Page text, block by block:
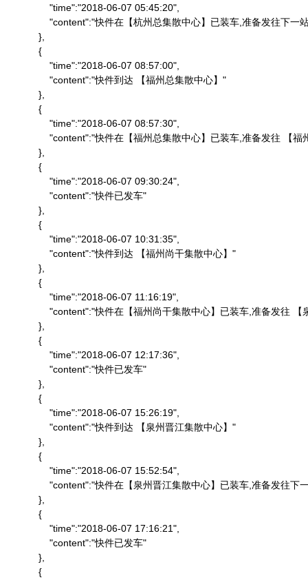
                "time":"2018-06-07 05:45:20",
"content":"快件在【杭州总集散中心】已装车,准备发往下一
            },
            {
                "time":"2018-06-07 08:57:00",
                "content":"快件到达 【福州总集散中心】"
            },
            {
                "time":"2018-06-07 08:57:30",
"content":"快件在【福州总集散中心】已装车,准备发往 【
            },
            {
                "time":"2018-06-07 09:30:24",
                "content":"快件已发车"
            },
            {
                "time":"2018-06-07 10:31:35",
                "content":"快件到达 【福州尚干集散中心】"
            },
            {
                "time":"2018-06-07 11:16:19",
"content":"快件在【福州尚干集散中心】已装车,准备发往
            },
            {
                "time":"2018-06-07 12:17:36",
                "content":"快件已发车"
            },
            {
                "time":"2018-06-07 15:26:19",
                "content":"快件到达 【泉州晋江集散中心】"
            },
            {
                "time":"2018-06-07 15:52:54",
"content":"快件在【泉州晋江集散中心】已装车,准备发往下
            },
            {
                "time":"2018-06-07 17:16:21",
                "content":"快件已发车"
            },
            {